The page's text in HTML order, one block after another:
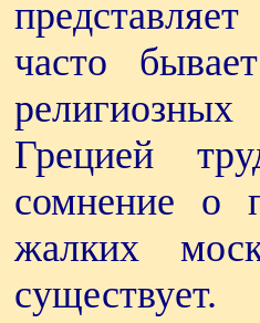
часто
Грецией
сомнение о
жалких
существует.